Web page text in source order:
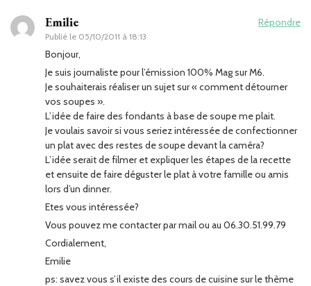
Emilie
Publié le 05/10/2011 à 18:13
Répondre
Bonjour,
Je suis journaliste pour l’émission 100% Mag sur M6.
Je souhaiterais réaliser un sujet sur « comment détourner
vos soupes ».
L’idée de faire des fondants à base de soupe me plait.
Je voulais savoir si vous seriez intéressée de confectionner
un plat avec des restes de soupe devant la caméra?
L’idée serait de filmer et expliquer les étapes de la recette
et ensuite de faire déguster le plat à votre famille ou amis
lors d’un dinner.
Etes vous intéressée?
Vous pouvez me contacter par mail ou au 06.30.51.99.79
Cordialement,
Emilie
ps: savez vous s’il existe des cours de cuisine sur le thème